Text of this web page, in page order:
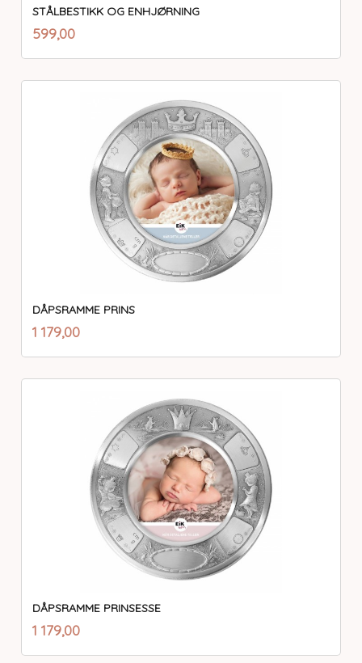
STÅLBESTIKK OG ENHJØRNING
Pris
599,00mva.
DÅPSRAMME PRINS
Pris
1 179,00mva.
DÅPSRAMME PRINSESSE
Pris
1 179,00mva.